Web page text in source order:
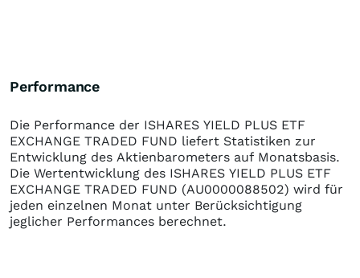
Performance
Die Performance der ISHARES YIELD PLUS ETF
EXCHANGE TRADED FUND liefert Statistiken zur
Entwicklung des Aktienbarometers auf Monatsbasis.
Die Wertentwicklung des ISHARES YIELD PLUS ETF
EXCHANGE TRADED FUND (AU0000088502) wird für
jeden einzelnen Monat unter Berücksichtigung
jeglicher Performances berechnet.